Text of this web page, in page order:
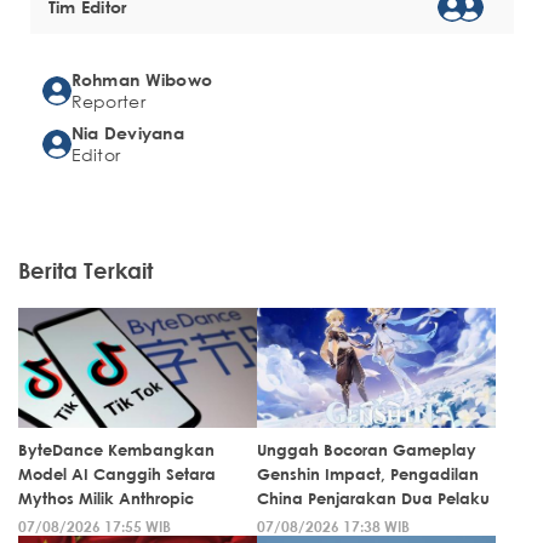
Tim Editor
Rohman Wibowo
Reporter
Nia Deviyana
Editor
Berita Terkait
ByteDance Kembangkan
Model AI Canggih Setara
Mythos Milik Anthropic
07/08/2026 17:55 WIB
Unggah Bocoran Gameplay
Genshin Impact, Pengadilan
China Penjarakan Dua Pelaku
07/08/2026 17:38 WIB